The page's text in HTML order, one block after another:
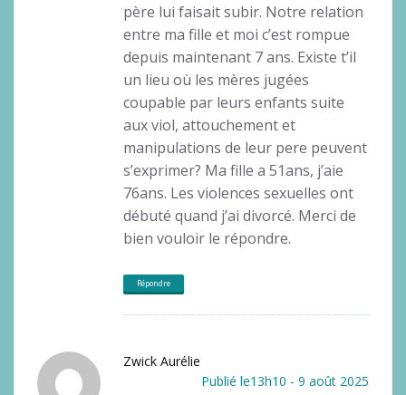
père lui faisait subir. Notre relation
entre ma fille et moi c’est rompue
depuis maintenant 7 ans. Existe t’il
un lieu où les mères jugées
coupable par leurs enfants suite
aux viol, attouchement et
manipulations de leur pere peuvent
s’exprimer? Ma fille a 51ans, j’aie
76ans. Les violences sexuelles ont
débuté quand j’ai divorcé. Merci de
bien vouloir le répondre.
Répondre
Zwick Aurélie
Publié le13h10 - 9 août 2025